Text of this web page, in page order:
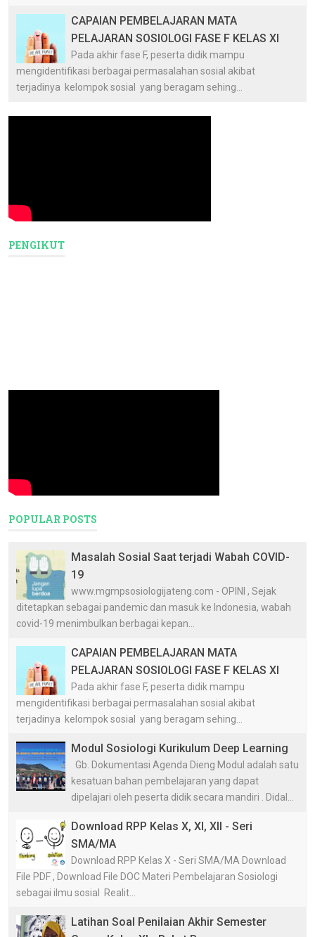
CAPAIAN PEMBELAJARAN MATA
PELAJARAN SOSIOLOGI FASE F KELAS XI
Pada akhir fase F, peserta didik mampu
mengidentifikasi berbagai permasalahan sosial akibat
terjadinya kelompok sosial yang beragam sehing...
PENGIKUT
POPULAR POSTS
Masalah Sosial Saat terjadi Wabah COVID-
19
www.mgmpsosiologijateng.com - OPINI , Sejak
ditetapkan sebagai pandemic dan masuk ke Indonesia, wabah
covid-19 menimbulkan berbagai kepan...
CAPAIAN PEMBELAJARAN MATA
PELAJARAN SOSIOLOGI FASE F KELAS XI
Pada akhir fase F, peserta didik mampu
mengidentifikasi berbagai permasalahan sosial akibat
terjadinya kelompok sosial yang beragam sehing...
Modul Sosiologi Kurikulum Deep Learning
Gb. Dokumentasi Agenda Dieng Modul adalah satu
kesatuan bahan pembelajaran yang dapat
dipelajari oleh peserta didik secara mandiri . Didal...
Download RPP Kelas X, XI, XII - Seri
SMA/MA
Download RPP Kelas X - Seri SMA/MA Download
File PDF , Download File DOC Materi Pembelajaran Sosiologi
sebagai ilmu sosial Realit...
Latihan Soal Penilaian Akhir Semester